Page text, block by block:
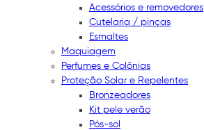
Acessórios e removedores
Cutelaria / pinças
Esmaltes
Maquiagem
Perfumes e Colônias
Proteção Solar e Repelentes
Bronzeadores
Kit pele verão
Pós-sol